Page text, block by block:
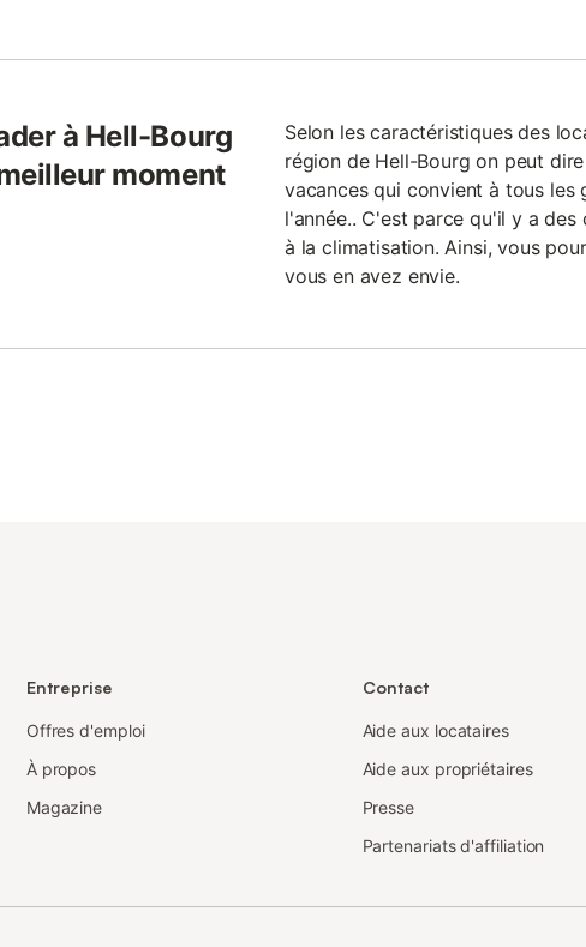
à Hell-Bourg
moment
Selon les caractéristiques des
région de Hell-Bourg on peut
vacances qui convient à tous les
l'année.. C'est parce qu'il y a
à la climatisation. Ainsi, vous
vous en avez envie.
Entreprise
Offres d'emploi
À propos
Magazine
Contact
Aide aux locataires
Aide aux propriétaires
Presse
Partenariats d'affiliation